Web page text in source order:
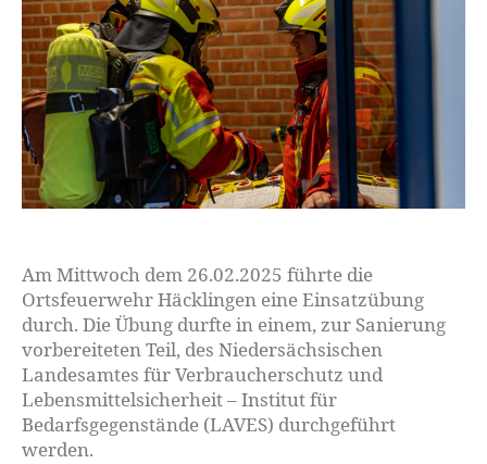
Am Mittwoch dem 26.02.2025 führte die
Ortsfeuerwehr Häcklingen eine Einsatzübung
durch. Die Übung durfte in einem, zur Sanierung
vorbereiteten Teil, des Niedersächsischen
Landesamtes für Verbraucherschutz und
Lebensmittelsicherheit – Institut für
Bedarfsgegenstände (LAVES) durchgeführt
werden.